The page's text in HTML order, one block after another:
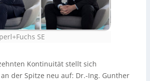
SE
Kontinuität stellt sich
an der Spitze neu auf: Dr.-Ing. Gunther